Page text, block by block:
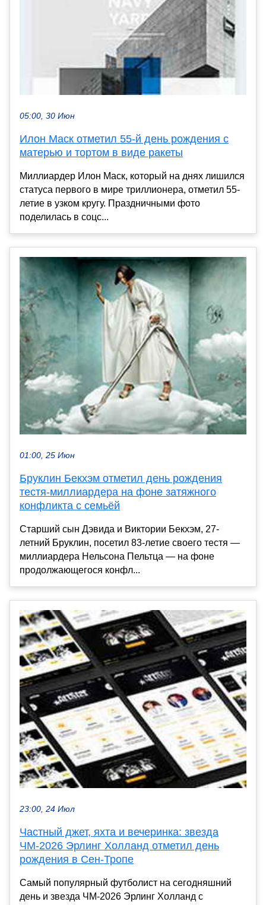
05:00, 30 Июн
Илон Маск отметил 55-й день рождения с
матерью и тортом в виде ракеты
Миллиардер Илон Маск, который на днях лишился
статуса первого в мире триллионера, отметил 55-
летие в узком кругу. Праздничными фото
поделилась в соцс...
01:00, 25 Июн
Бруклин Бекхэм отметил день рождения
тестя-миллиардера на фоне затяжного
конфликта с семьёй
Старший сын Дэвида и Виктории Бекхэм, 27-
летний Бруклин, посетил 83-летие своего тестя —
миллиардера Нельсона Пельтца — на фоне
продолжающегося конфл...
23:00, 24 Июл
Частный джет, яхта и вечеринка: звезда
ЧМ-2026 Эрлинг Холланд отметил день
рождения в Сен-Тропе
Самый популярный футболист на сегодняшний
день и звезда ЧМ-2026 Эрлинг Холланд с